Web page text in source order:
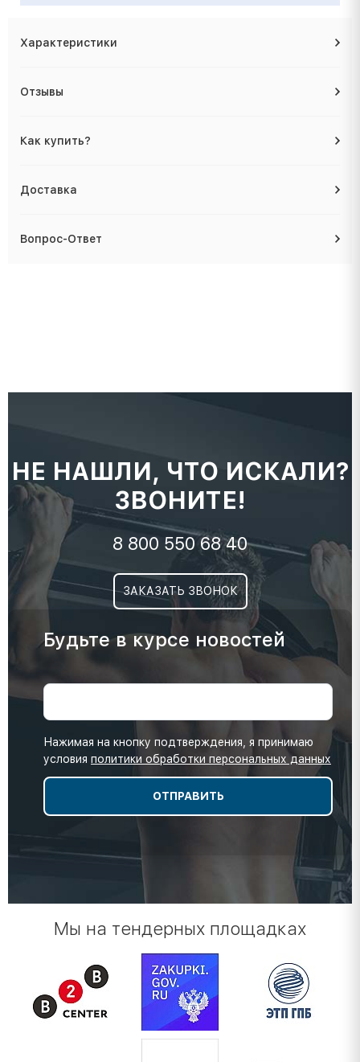
Характеристики
Отзывы
Как купить?
Доставка
Вопрос-Ответ
НЕ НАШЛИ, ЧТО ИСКАЛИ?
ЗВОНИТЕ!
8 800 550 68 40
ЗАКАЗАТЬ ЗВОНОК
Будьте в курсе новостей
Нажимая на кнопку подтверждения, я принимаю
условия политики обработки персональных данных
Мы на тендерных площадках